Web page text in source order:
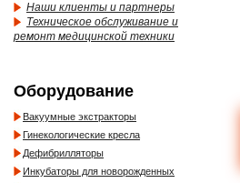
Наши клиенты и партнеры
Техническое обслуживание и
ремонт медицинской техники
Оборудование
Вакуумные экстракторы
Гинекологические кресла
Дефибрилляторы
Инкубаторы для новорожденных